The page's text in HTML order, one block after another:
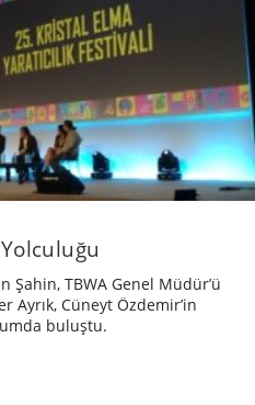
Şahin, TBWA Genel Müdür’ü
Ayrık, Cüneyt Özdemir’in
buluştu.